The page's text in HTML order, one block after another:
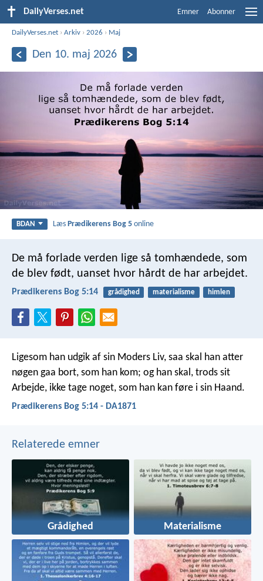
DailyVerses.net Emner Abonner
DailyVerses.net ›Arkiv ›2026 › Maj
Den 10. maj 2026
BDAN LæsPrædikerens Bog 5 online
De må forlade verden lige så tomhændede, som
de blev født, uanset hvor hårdt de har arbejdet.
Prædikerens Bog 5:14 grådighed materialisme himlen
Ligesom han udgik af sin Moders Liv, saa skal han atter
nøgen gaa bort, som han kom; og han skal, trods sit
Arbejde, ikke tage noget, som han kan føre i sin Haand.
Prædikerens Bog 5:14 - DA1871
Relaterede emner
Grådighed Materialisme